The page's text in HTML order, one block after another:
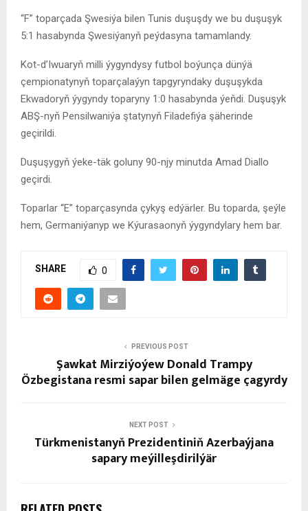
“F” toparçada Şwesiýa bilen Tunis duşuşdy we bu duşuşyk
5:1 hasabynda Şwesiýanyň peýdasyna tamamlandy.
Kot-d’Iwuaryň milli ýygyndysy futbol boýunça dünýä
çempionatynyň toparçalaýyn tapgyryndaky duşuşykda
Ekwadoryň ýygyndy toparyny 1:0 hasabynda ýeňdi. Duşuşyk
ABŞ-nyň Pensilwaniýa ştatynyň Filadefiýa şäherinde
geçirildi.
Duşuşygyň ýeke-täk goluny 90-njy minutda Amad Diallo
geçirdi.
Toparlar “E” toparçasynda çykyş edýärler. Bu toparda, şeýle
hem, Germaniýanyp we Kýurasaonyň ýygyndylary hem bar.
SHARE 0
PREVIOUS POST
Şawkat Mirziýoýew Donald Trampy
Özbegistana resmi sapar bilen gelmäge çagyrdy
NEXT POST
Türkmenistanyň Prezidentiniň Azerbaýjana
sapary meýilleşdirilýär